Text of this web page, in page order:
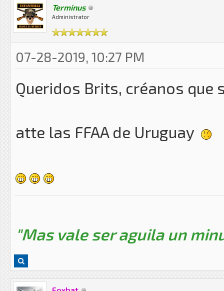
Terminus
Administrator
07-28-2019, 10:27 PM
Queridos Brits, créanos que
atte las FFAA de Uruguay
"Mas vale ser aguila un